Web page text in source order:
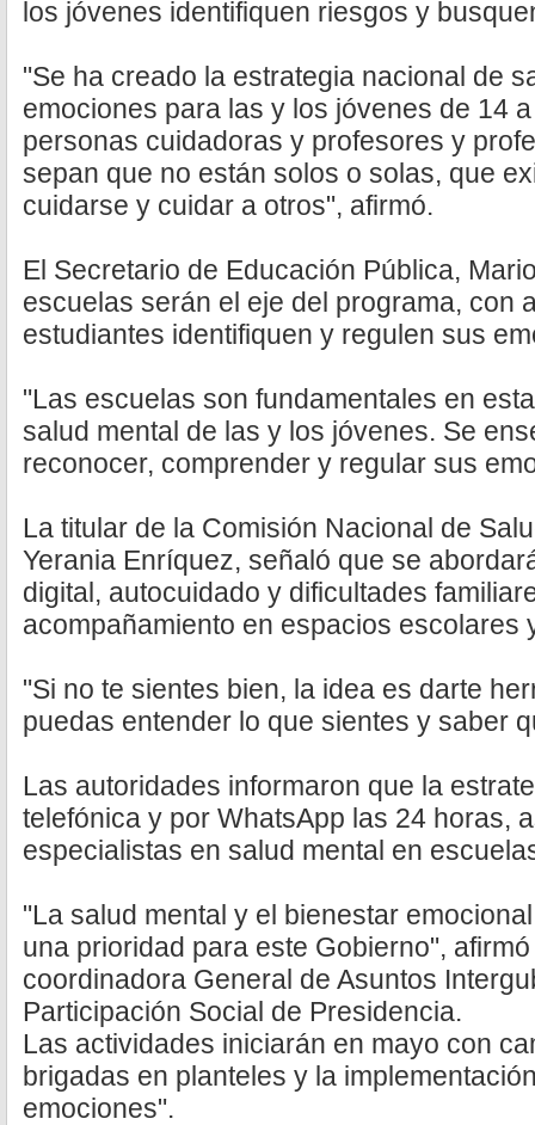
los jóvenes identifiquen riesgos y
"Se ha creado la estrategia nacional de
emociones para las y los jóvenes de 14
personas cuidadoras y profesores y
sepan que no están solos o solas, que
cuidarse y cuidar a otros", afirmó.
El Secretario de Educación Pública,
escuelas serán el eje del programa, con
estudiantes identifiquen y regulen sus
"Las escuelas son fundamentales en
salud mental de las y los jóvenes. Se
reconocer, comprender y regular sus
La titular de la Comisión Nacional de
Yerania Enríquez, señaló que se
digital, autocuidado y dificultades
acompañamiento en espacios escolares
"Si no te sientes bien, la idea es darte
puedas entender lo que sientes y saber
Las autoridades informaron que la
telefónica y por WhatsApp las 24 horas,
especialistas en salud mental en
"La salud mental y el bienestar
una prioridad para este Gobierno",
coordinadora General de Asuntos
Participación Social de Presidencia.
Las actividades iniciarán en mayo con
brigadas en planteles y la
emociones".